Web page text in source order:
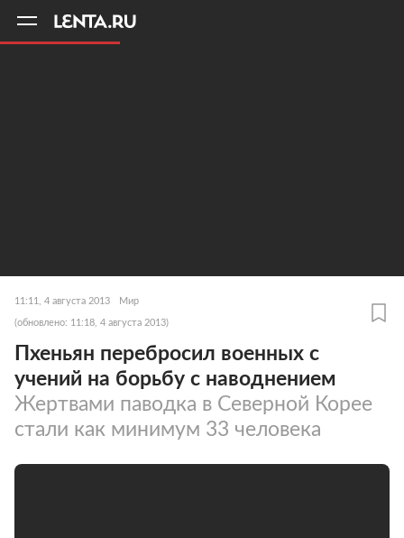
11:11, 4 августа 2013 Мир
(обновлено: 11:18, 4 августа 2013)
Пхеньян перебросил военных с
учений на борьбу с наводнением
Жертвами паводка в Северной Корее
стали как минимум 33 человека